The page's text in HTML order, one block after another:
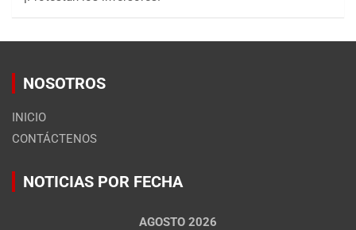
NOSOTROS
INICIO
CONTÁCTENOS
NOTICIAS POR FECHA
AGOSTO 2026